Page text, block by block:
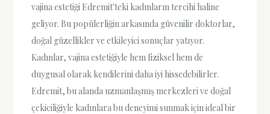
vajina estetiği Edremit'teki kadınların tercihi haline
geliyor. Bu popülerliğin arkasında güvenilir doktorlar,
doğal güzellikler ve etkileyici sonuçlar yatıyor.
Kadınlar, vajina estetiğiyle hem fiziksel hem de
duygusal olarak kendilerini daha iyi hissedebilirler.
Edremit, bu alanda uzmanlaşmış merkezleri ve doğal
çekiciliğiyle kadınlara bu deneyimi sunmak için ideal bir